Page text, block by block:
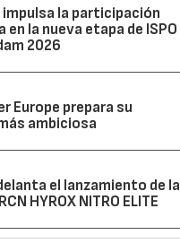
impulsa la participación
en la nueva etapa de ISPO
2026
Europe prepara su
ambiciosa
el lanzamiento de la
HYROX NITRO ELITE